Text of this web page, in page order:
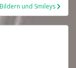
und Smileys